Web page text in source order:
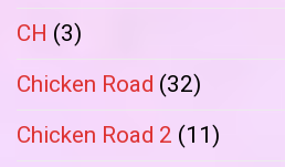
CH (3)
Chicken Road (32)
Chicken Road 2 (11)